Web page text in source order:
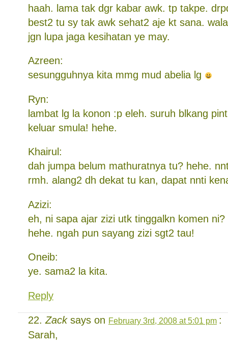
haah. lama tak dgr kabar awk. tp takpe.
best2 tu sy tak awk sehat2 aje kt sana.
jgn lupa jaga kesihatan ye may.
Azreen:
sesungguhnya kita mmg mud abelia lg
Ryn:
lambat lg la konon :p eleh. suruh blkang
keluar smula! hehe.
Khairul:
dah jumpa belum mathuratnya tu? hehe.
rmh. alang2 dh dekat tu kan, dapat nnti
Azizi:
eh, ni sapa ajar zizi utk tinggalkn komen
hehe. ngah pun sayang zizi sgt2 tau!
Oneib:
ye. sama2 la kita.
Reply
Zacksays on February 3rd, 2008 at 5:01 pm :
Sarah,